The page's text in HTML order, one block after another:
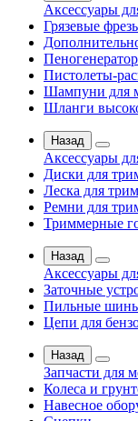
Аксессуары
Грязевые
Пистолеты-
Шампуни для
Шланги
Назад
Аксессуары
Диски для
Леска для
Ремни для
Триммерные
Назад
Аксессуары
Заточные
Пильные
Цепи для
Назад
Запчасти для
Колеса и
Навесное